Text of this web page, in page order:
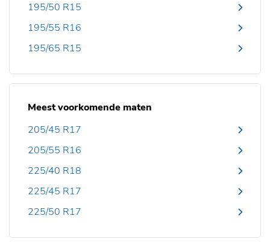
195/50 R15
195/55 R16
195/65 R15
Meest voorkomende maten
205/45 R17
205/55 R16
225/40 R18
225/45 R17
225/50 R17